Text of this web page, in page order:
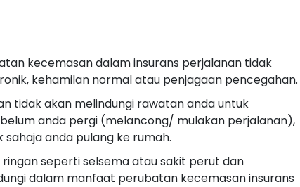
kecemasan dalam insurans perjalanan tidak
kehamilan normal atau penjagaan pencegahan.
tidak akan melindungi rawatan anda untuk
anda pergi (melancong/ mulakan perjalanan),
anda pulang ke rumah.
seperti selsema atau sakit perut dan
dalam manfaat perubatan kecemasan insurans